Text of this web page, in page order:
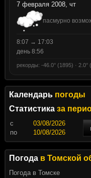
7 февраля 2008, чт
пасмурно
8:07 → 17:03
день 8:56
рекорды: -46.0° (1895) · 2.0°
Календарь погоды
Статистика за
c
по
Погода в Томской
Погода в Томске